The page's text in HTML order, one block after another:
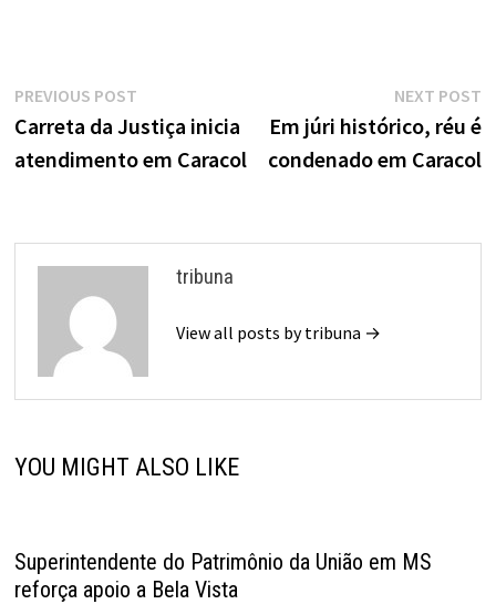
Navegação
de
Post
PREVIOUS POSTPrevious
post:
Carreta da Justiça inicia
atendimento em Caracol
NEXT POST
Em júri histórico, réu é
condenado em Caracol
tribuna
View all posts by tribuna →
YOU MIGHT ALSO LIKE
Superintendente do Patrimônio da União em MS
reforça apoio a Bela Vista